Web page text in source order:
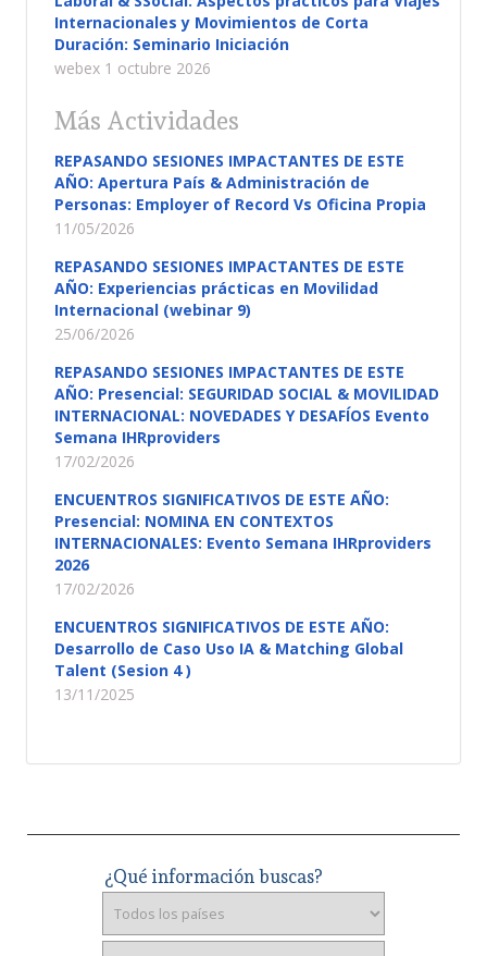
Internacionales y Movimientos de Corta
Duración: Seminario Iniciación
webex 1 octubre 2026
Más Actividades
REPASANDO SESIONES IMPACTANTES DE ESTE
AÑO: Apertura País & Administración de
Personas: Employer of Record Vs Oficina Propia
11/05/2026
REPASANDO SESIONES IMPACTANTES DE ESTE
AÑO: Experiencias prácticas en Movilidad
Internacional (webinar 9)
25/06/2026
REPASANDO SESIONES IMPACTANTES DE ESTE
AÑO: Presencial: SEGURIDAD SOCIAL & MOVILIDAD
INTERNACIONAL: NOVEDADES Y DESAFÍOS Evento
Semana IHRproviders
17/02/2026
ENCUENTROS SIGNIFICATIVOS DE ESTE AÑO:
Presencial: NOMINA EN CONTEXTOS
INTERNACIONALES: Evento Semana IHRproviders
2026
17/02/2026
ENCUENTROS SIGNIFICATIVOS DE ESTE AÑO:
Desarrollo de Caso Uso IA & Matching Global
Talent (Sesion 4 )
13/11/2025
¿Qué información buscas?